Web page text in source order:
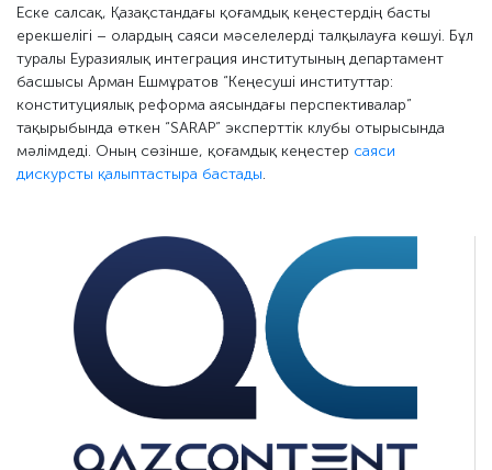
Еске салсақ, Қазақстандағы қоғамдық кеңестердің басты
ерекшелігі – олардың саяси мәселелерді талқылауға көшуі. Бұл
туралы Еуразиялық интеграция институтының департамент
басшысы Арман Ешмұратов “Кеңесуші институттар:
конституциялық реформа аясындағы перспективалар”
тақырыбында өткен “SARAP” эксперттік клубы отырысында
мәлімдеді. Оның сөзінше, қоғамдық кеңестер саяси
дискурсты қалыптастыра бастады.